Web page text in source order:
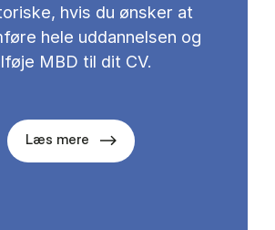
hvis du ønsker at
hele uddannelsen og
MBD til dit CV.
Læs mere